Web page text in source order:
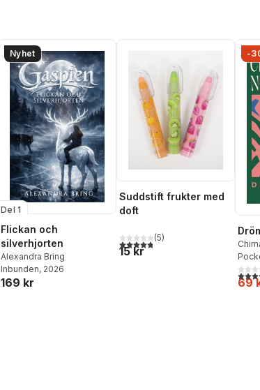
Nyhet
Del 1
Flickan och
silverhjorten
Alexandra Bring
Inbunden, 2026
169 kr
Suddstift frukter med
doft
4,8utav 5 stjärnor. Totalt antal
(5)
15 kr
-
5,0
69